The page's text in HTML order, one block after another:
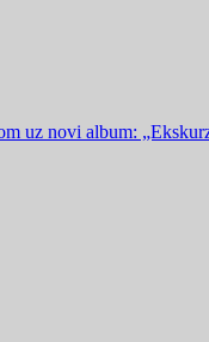
uz novi album: